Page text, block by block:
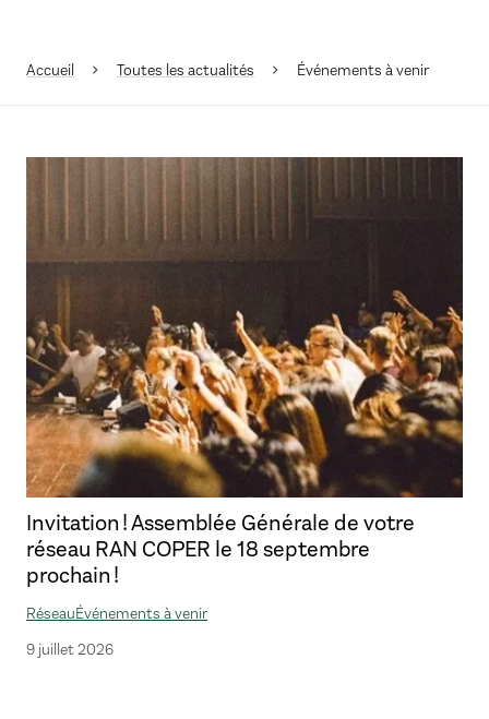
Accueil Toutes les actualités Événements à venir
Invitation ! Assemblée Générale de votre
réseau RAN COPER le 18 septembre
prochain !
RéseauÉvénements à venir
9 juillet 2026